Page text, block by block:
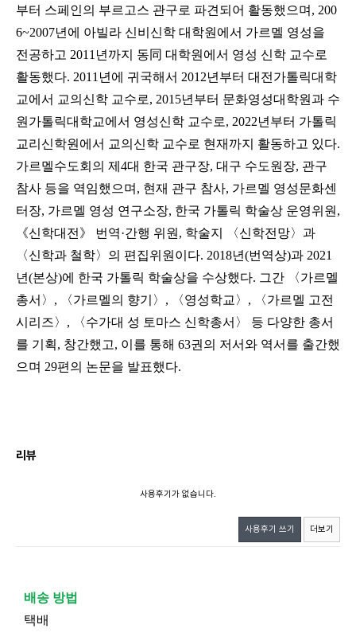
부터 스페인의 부르고스 관구로 파견되어 활동했으며, 200
6~2007년에 아빌라 신비신학 대학원에서 가르멜 영성을
전공하고 2011년까지 동同 대학원에서 영성 신학 교수로
활동했다. 2011년에 귀국해서 2012년부터 대전가톨릭대학
교에서 교의신학 교수로, 2015년부터 문화영성대학원과 수
원가톨릭대학교에서 영성신학 교수로, 2022년부터 가톨릭
교리신학원에서 교의신학 교수로 현재까지 활동하고 있다.
가르멜수도회의 제4대 한국 관구장, 대구 수도원장, 관구
참사 등을 역임했으며, 현재 관구 참사, 가르멜 영성문화센
터장, 가르멜 영성 연구소장, 한국 가톨릭 학술상 운영위원,
《신학대전》 번역·간행 위원, 학술지 〈신학전망〉과
〈신학과 철학〉의 편집위원이다. 2018년(번역상)과 2021
년(본상)에 한국 가톨릭 학술상을 수상했다. 그간 〈가르멜
총서〉, 〈가르멜의 향기〉, 〈영성학교〉, 〈가르멜 고전
시리즈〉, 〈수가대 성 토마스 신학총서〉 등 다양한 총서
를 기획, 창간했고, 이를 통해 63권의 저서와 역서를 출간했
으며 29편의 논문을 발표했다.
리뷰
사용후기가 없습니다.
사용후기 쓰기 더보기
배송 방법
택배